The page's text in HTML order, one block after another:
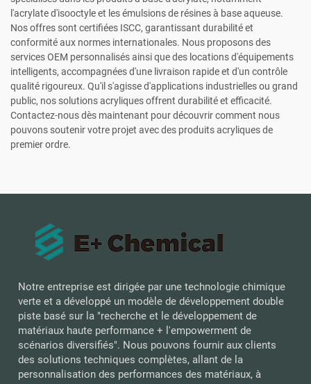
l'acrylate d'isooctyle et les émulsions de résines à base aqueuse.
Nos offres sont certifiées ISCC, garantissant durabilité et
conformité aux normes internationales. Nous proposons des
services OEM personnalisés ainsi que des locations d'équipements
intelligents, accompagnées d'une livraison rapide et d'un contrôle
qualité rigoureux. Qu'il s'agisse d'applications industrielles ou grand
public, nos solutions acryliques offrent durabilité et efficacité.
Contactez-nous dès maintenant pour découvrir comment nous
pouvons soutenir votre projet avec des produits acryliques de
premier ordre.
Notre entreprise est dirigée par une technologie chimique
verte et a développé un modèle de développement double
piste basé sur la "recherche et le développement de
matériaux haute performance + l'empowerment de
scénarios diversifiés". Nous pouvons fournir aux clients
des solutions techniques complètes, allant de la
personnalisation des performances des matériaux, à